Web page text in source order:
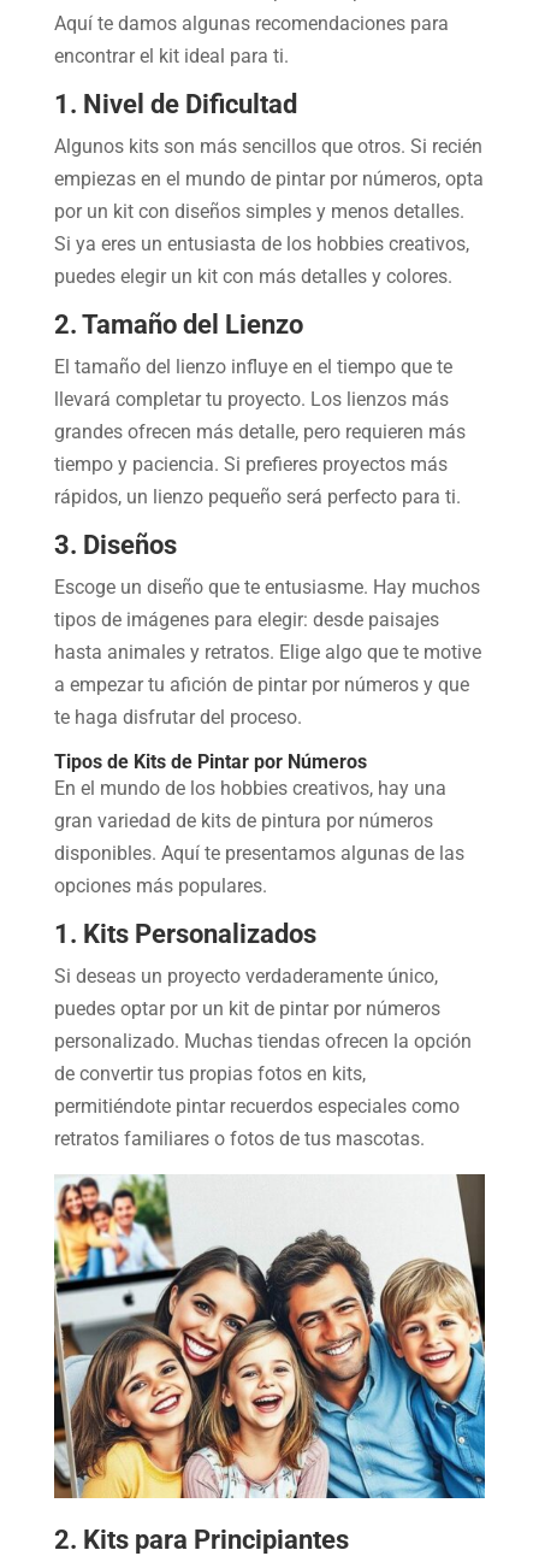
Aquí te damos algunas recomendaciones para
encontrar el kit ideal para ti.
1. Nivel de Dificultad
Algunos kits son más sencillos que otros. Si recién
empiezas en el mundo de pintar por números, opta
por un kit con diseños simples y menos detalles.
Si ya eres un entusiasta de los hobbies creativos,
puedes elegir un kit con más detalles y colores.
2. Tamaño del Lienzo
El tamaño del lienzo influye en el tiempo que te
llevará completar tu proyecto. Los lienzos más
grandes ofrecen más detalle, pero requieren más
tiempo y paciencia. Si prefieres proyectos más
rápidos, un lienzo pequeño será perfecto para ti.
3. Diseños
Escoge un diseño que te entusiasme. Hay muchos
tipos de imágenes para elegir: desde paisajes
hasta animales y retratos. Elige algo que te motive
a empezar tu afición de pintar por números y que
te haga disfrutar del proceso.
Tipos de Kits de Pintar por Números
En el mundo de los hobbies creativos, hay una
gran variedad de kits de pintura por números
disponibles. Aquí te presentamos algunas de las
opciones más populares.
1. Kits Personalizados
Si deseas un proyecto verdaderamente único,
puedes optar por un kit de pintar por números
personalizado. Muchas tiendas ofrecen la opción
de convertir tus propias fotos en kits,
permitiéndote pintar recuerdos especiales como
retratos familiares o fotos de tus mascotas.
2. Kits para Principiantes